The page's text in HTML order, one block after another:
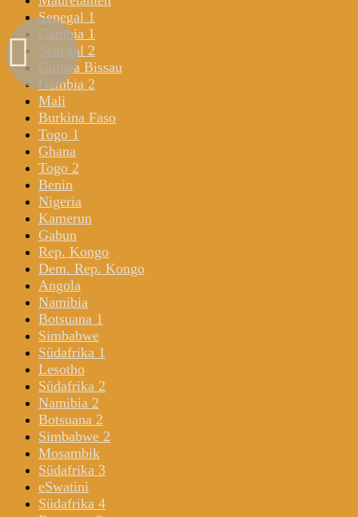
Senegal 1
Gambia 1
Senegal 2
Guinea Bissau
Gambia 2
Mali
Burkina Faso
Togo 1
Ghana
Togo 2
Benin
Nigeria
Kamerun
Gabun
Rep. Kongo
Dem. Rep. Kongo
Angola
Namibia
Botsuana 1
Simbabwe
Südafrika 1
Lesotho
Südafrika 2
Namibia 2
Botsuana 2
Simbabwe 2
Mosambik
Südafrika 3
eSwatini
Südafrika 4